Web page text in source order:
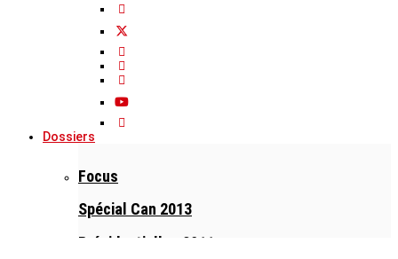
Dossiers
Focus
Spécial Can 2013
Présidentielles 2011